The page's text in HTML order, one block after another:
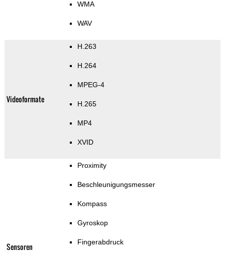
WMA
WAV
Videoformate
H.263
H.264
MPEG-4
H.265
MP4
XVID
Sensoren
Proximity
Beschleunigungsmesser
Kompass
Gyroskop
Fingerabdruck